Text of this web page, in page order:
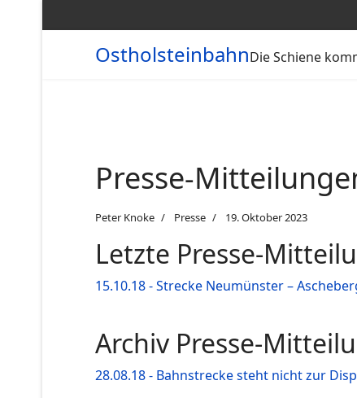
OstholsteinbahnDie Schiene
Presse-
Peter Knoke Presse 19. Oktober 2023
Letzte Presse-
15.10.18 - Strecke Neumünster –
Archiv Presse-
28.08.18 - Bahnstrecke steht nicht zur